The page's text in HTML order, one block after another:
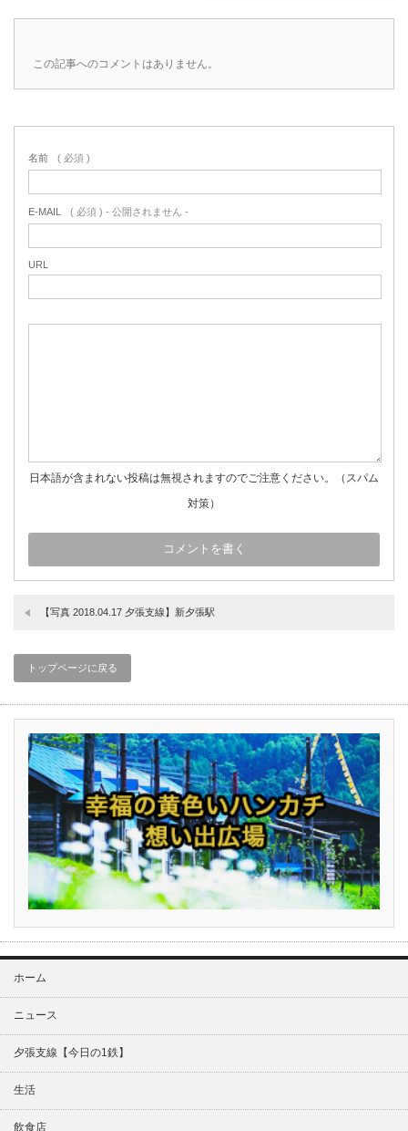
この記事へのコメントはありません。
名前 ( 必須 )
E-MAIL ( 必須 ) - 公開されません -
URL
日本語が含まれない投稿は無視されますのでご注意ください。（スパム
対策）
【写真 2018.04.17 夕張支線】新夕張駅
トップページに戻る
ホーム
ニュース
夕張支線【今日の1鉄】
生活
飲食店